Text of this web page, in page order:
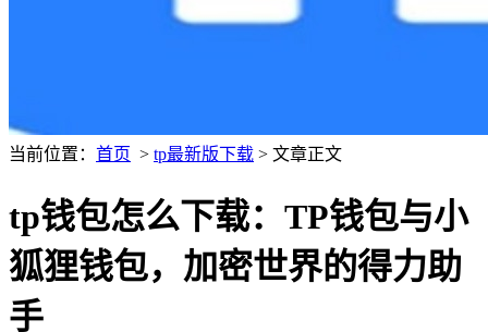
当前位置： 首页 > tp最新版下载 > 文章正文
tp钱包怎么下载：TP钱包与小
狐狸钱包，加密世界的得力助
手